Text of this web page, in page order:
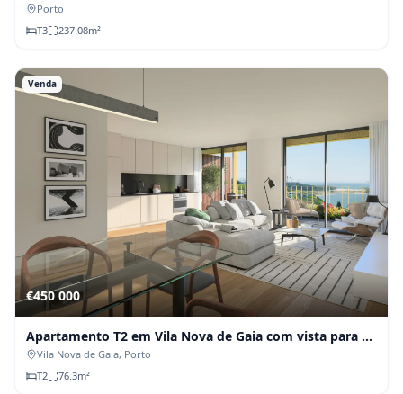
Porto
T3 237.08m²
Venda
€450 000
Apartamento T2 em Vila Nova de Gaia com vista para o
Douro
Vila Nova de Gaia, Porto
T2 76.3m²